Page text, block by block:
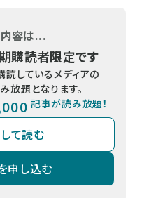
容は...
購読者限定です
読しているメディアの
放題となります。
記事が読み放題！
て読む
申し込む